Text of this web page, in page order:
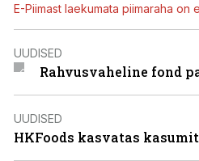
E-Piimast laekumata piimaraha on
UUDISED
Rahvusvaheline fond
UUDISED
HKFoods kasvatas